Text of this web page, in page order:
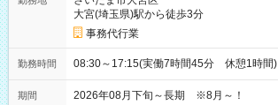
大宮(埼玉県)駅から徒歩3分
事務代行業
勤務時間 08:30～17:15(実働7時間45分 休憩1時間)
期間 2026年08月下旬～長期 ※8月～！